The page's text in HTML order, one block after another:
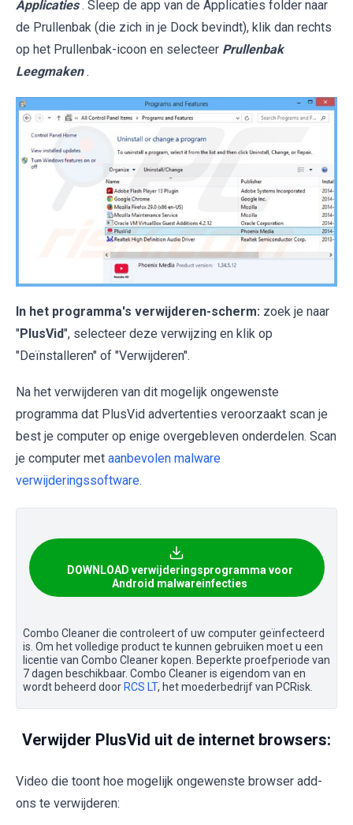
Applicaties . Sleep de app van de Applicaties folder naar
de Prullenbak (die zich in je Dock bevindt), klik dan rechts
op het Prullenbak-icoon en selecteer Prullenbak
Leegmaken .
In het programma's verwijderen-scherm: zoek je naar
"PlusVid", selecteer deze verwijzing en klik op
"Deïnstalleren" of "Verwijderen".
Na het verwijderen van dit mogelijk ongewenste
programma dat PlusVid advertenties veroorzaakt scan je
best je computer op enige overgebleven onderdelen. Scan
je computer met aanbevolen malware
verwijderingssoftware.
DOWNLOAD verwijderingsprogramma voor
Android malwareinfecties
Combo Cleaner die controleert of uw computer geïnfecteerd
is. Om het volledige product te kunnen gebruiken moet u een
licentie van Combo Cleaner kopen. Beperkte proefperiode van
7 dagen beschikbaar. Combo Cleaner is eigendom van en
wordt beheerd doorRCS LT, het moederbedrijf van PCRisk.
Verwijder PlusVid uit de internet browsers:
Video die toont hoe mogelijk ongewenste browser add-
ons te verwijderen: